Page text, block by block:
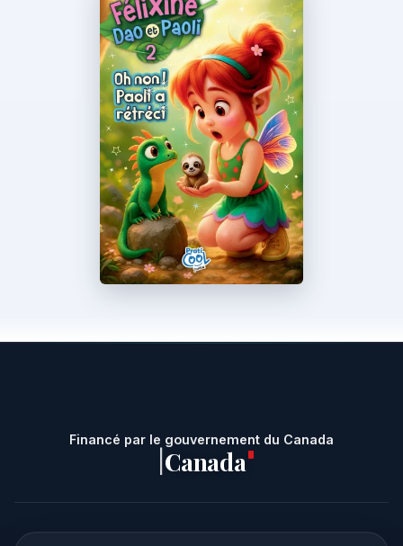
Financé par le gouvernement du Canada
Canada